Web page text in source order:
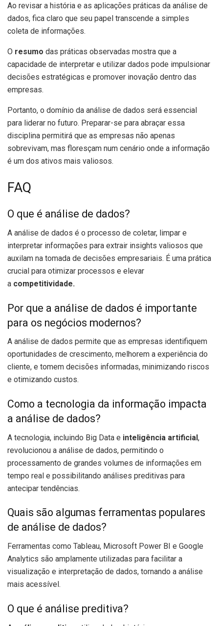
Ao revisar a história e as aplicações práticas da análise de
dados, fica claro que seu papel transcende a simples
coleta de informações.
O resumo das práticas observadas mostra que a
capacidade de interpretar e utilizar dados pode impulsionar
decisões estratégicas e promover inovação dentro das
empresas.
Portanto, o domínio da análise de dados será essencial
para liderar no futuro. Preparar-se para abraçar essa
disciplina permitirá que as empresas não apenas
sobrevivam, mas floresçam num cenário onde a informação
é um dos ativos mais valiosos.
FAQ
O que é análise de dados?
A análise de dados é o processo de coletar, limpar e
interpretar informações para extrair insights valiosos que
auxilam na tomada de decisões empresariais. É uma prática
crucial para otimizar processos e elevar
a competitividade.
Por que a análise de dados é importante
para os negócios modernos?
A análise de dados permite que as empresas identifiquem
oportunidades de crescimento, melhorem a experiência do
cliente, e tomem decisões informadas, minimizando riscos
e otimizando custos.
Como a tecnologia da informação impacta
a análise de dados?
A tecnologia, incluindo Big Data e inteligência artificial,
revolucionou a análise de dados, permitindo o
processamento de grandes volumes de informações em
tempo real e possibilitando análises preditivas para
antecipar tendências.
Quais são algumas ferramentas populares
de análise de dados?
Ferramentas como Tableau, Microsoft Power BI e Google
Analytics são amplamente utilizadas para facilitar a
visualização e interpretação de dados, tornando a análise
mais acessível.
O que é análise preditiva?